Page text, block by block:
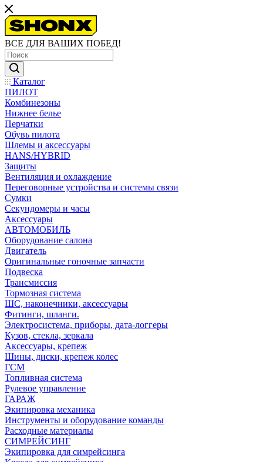
ВСЕ ДЛЯ ВАШИХ ПОБЕД!
Каталог
ПИЛОТ
Комбинезоны
Нижнее белье
Перчатки
Обувь пилота
Шлемы и аксессуары
HANS/HYBRID
Защиты
Вентиляция и охлаждение
Переговорные устройства и системы связи
Сумки
Секундомеры и часы
Аксессуары
АВТОМОБИЛЬ
Оборудование салона
Двигатель
Оригинальные гоночные запчасти
Подвеска
Трансмиссия
Тормозная система
ШС, наконечники, аксессуары
Фитинги, шланги.
Электросистема, приборы, дата-логгеры
Кузов, стекла, зеркала
Аксессуары, крепеж
Шины, диски, крепеж колес
ГСМ
Топливная система
Рулевое управление
ГАРАЖ
Экипировка механика
Инструменты и оборудование команды
Расходные материалы
СИМРЕЙСИНГ
Экипировка для симрейсинга